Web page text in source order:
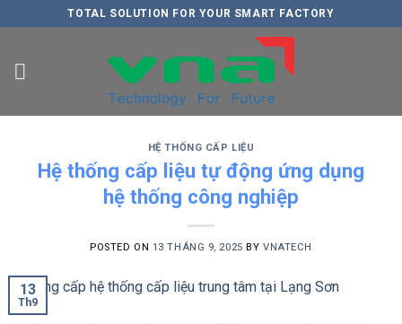
to
TOTAL SOLUTION FOR YOUR SMART FACTORY
HỆ THỐNG CẤP LIỆU
Hệ thống cấp liệu tự động ứng dụng
hệ thống công nghiệp
POSTED ON 13 THÁNG 9, 2025 BY VNATECH
13
Th9